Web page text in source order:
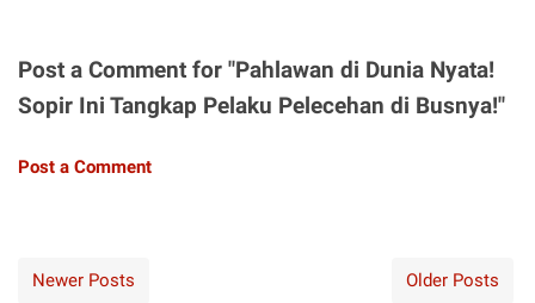
Post a Comment for "Pahlawan di Dunia Nyata!
Sopir Ini Tangkap Pelaku Pelecehan di Busnya!"
Post a Comment
Newer Posts Older Posts